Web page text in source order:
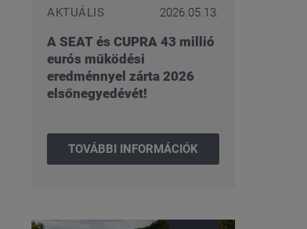
AKTUÁLIS 2026.05.13.
A SEAT és CUPRA 43 millió
eurós működési
eredménnyel zárta 2026
elsőnegyedévét!
TOVÁBBI INFORMÁCIÓK